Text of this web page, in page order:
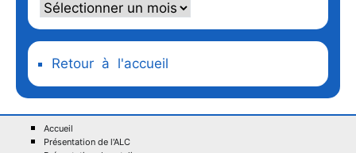
Retour à l'accueil
Accueil
Présentation de l'ALC